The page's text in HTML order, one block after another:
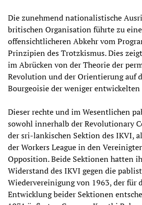
Die zunehmend nationalistische
britischen Organisation führte zu
offensichtlicheren Abkehr vom
Prinzipien des Trotzkismus. Dies
im Abrücken von der Theorie der
Revolution und der Orientierung auf
Bourgeoisie der weniger entwickelten
Dieser rechte und im Wesentlichen
sowohl innerhalb der Revolutionary
der sri-lankischen Sektion des IKVI,
der Workers League in den
Opposition. Beide Sektionen hatten
Widerstand des IKVI gegen die
Wiedervereinigung von 1963, der für
Entwicklung beider Sektionen